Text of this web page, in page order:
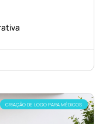
CRIAÇÃO DE LOGO PARA MÉDICOS